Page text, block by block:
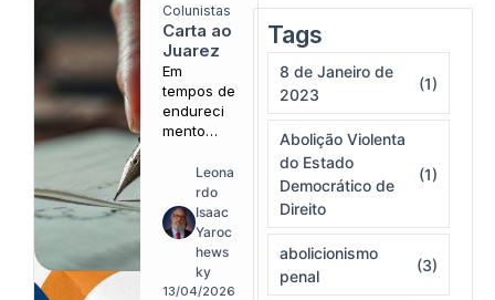
Nada foi encontado
Colunistas
Carta ao
Juarez
Em
tempos de
endureci
mento
reflexão
urgente
sobre os
riscos de
transform
ar a pena
Leona
rdo
Isaac
Yaroc
hews
ky
13/04/2026
Tags
8 de Janeiro de
2023
(1)
Abolição Violenta
do Estado
Democrático de
Direito
(1)
abolicionismo
penal
(3)